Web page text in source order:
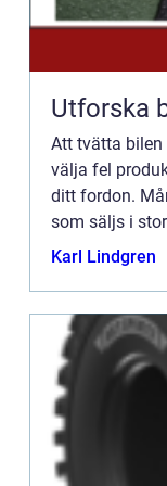
Utforska
Att tvätta bilen
välja fel
ditt fordon.
som säljs i
f&ou...
Karl Lindgren